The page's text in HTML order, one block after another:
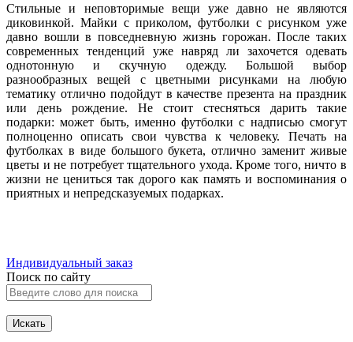
Стильные и неповторимые вещи уже давно не являются
диковинкой. Майки с приколом, футболки с рисунком уже
давно вошли в повседневную жизнь горожан. После таких
современных тенденций уже навряд ли захочется одевать
однотонную и скучную одежду. Большой выбор
разнообразных вещей с цветными рисунками на любую
тематику отлично подойдут в качестве презента на праздник
или день рождение. Не стоит стесняться дарить такие
подарки: может быть, именно футболки с надписью смогут
полноценно описать свои чувства к человеку. Печать на
футболках в виде большого букета, отлично заменит живые
цветы и не потребует тщательного ухода. Кроме того, ничто в
жизни не цениться так дорого как память и воспоминания о
приятных и непредсказуемых подарках.
Индивидуальный заказ
Поиск по сайту